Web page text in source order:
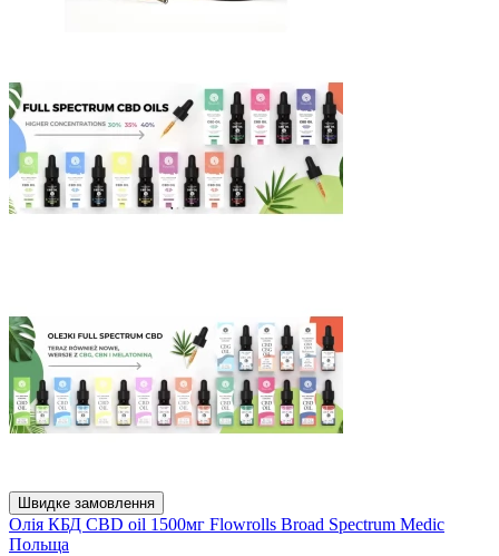
Швидке замовлення
Олія КБД CBD oil 1500мг Flowrolls Broad Spectrum Medic
Польща